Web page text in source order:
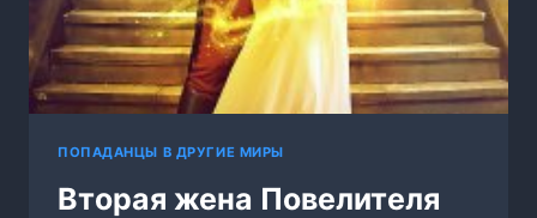
ПОПАДАНЦЫ В ДРУГИЕ МИРЫ
Вторая жена Повелителя